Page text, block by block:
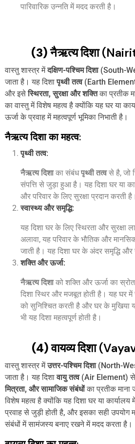
पारिवारिक उन्नति में मदद करती है।
(3) नैऋत्य दिशा
वास्तु शास्त्र मेंदक्षिण-पश्चिम दिशा(South-
जाता है। यह दिशापृथ्वी तत्व(Earth
और इसेस्थिरता, सुरक्षा और शक्तिका प्रतीक
का वास्तु में विशेष महत्व है क्योंकि यह घर या
ऊर्जा के प्रवाह में महत्वपूर्ण भूमिका निभाती है।
नैऋत्य दिशा का महत्व:
पृथ्वी तत्व:
नैऋत्य दिशाका संबंधपृथ्वी तत्वसे है, जो
संपत्ति से जुड़ा हुआ है। यह दिशा घर या
और परिवार के लिए सुरक्षा प्रदान करती है।
स्वास्थ्य और समृद्धि:
यह दिशा घर के लिए स्थिरता और सुरक्षा
अलावा, यह परिवार के भौतिक और
जाती है। यह दिशा घर के अंदर समृद्धि और
शक्ति और ऊर्जा:
नैऋत्य दिशाको शक्ति और ऊर्जा का स्रोत
दिशा स्थिर और मजबूत होती है। यह घर में
को सुनिश्चित करती है और घर के मुखिया
भी यह दिशा महत्वपूर्ण होती है।
(4) वायव्य दिशा
वास्तु शास्त्र मेंउत्तर-पश्चिम दिशा(North-
जाता है। यह दिशावायु तत्व(Air Element)
मित्रता, और सामाजिक संबंधोंका प्रतीक माना
विशेष महत्व है क्योंकि यह दिशा घर या
प्रवाह से जुड़ी होती है, और इसका सही उपयोग
संबंधों में सामंजस्य बनाए रखने में मदद करता है।